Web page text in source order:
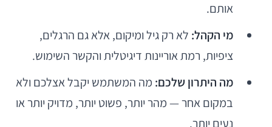
אותם.
מי הקהל: לא רק גיל ומיקום, אלא גם הרגלים,
ציפיות, רמת אוריינות דיגיטלית והקשר השימוש.
מה היתרון שלכם: מה המשתמש יקבל אצלכם ולא
במקום אחר — מהר יותר, פשוט יותר, מדויק יותר או
נעים יותר.